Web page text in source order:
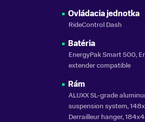
Ovládacia jednotka
RideControl Dash
Batéria
EnergyPak Smart 500,
extender compatible
Rám
ALUXX SL-grade
suspension system,
Derrailleur hanger,